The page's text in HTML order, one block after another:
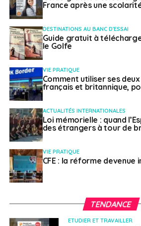
Le jeune perçoit une indemnité
par mois et jusqu’à 4000 euros
comme l’Angola ou encore le Nigeria.
Le V.I.E peut rester en entreprise en
mois avant d’être envoyé en
jusqu’à six mois au total sur une
France après une
DESTINATIONS AU BANC D'ESSAI
Guide gratuit à
le Golfe
VIE PRATIQUE
Comment utiliser ses
français et britannique,
ACTUALITÉS INTERNATIONALES
Loi mémorielle : quand
des étrangers à tour de
VIE PRATIQUE
CFE : la réforme devenue
TENDANCE
ETUDIER ET TRAVAILLER